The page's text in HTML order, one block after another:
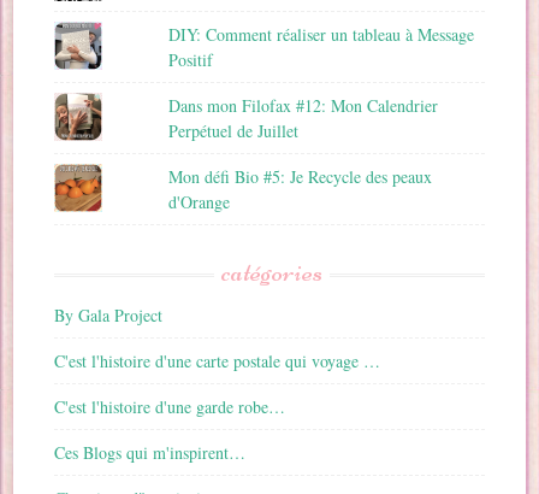
DIY: Comment réaliser un tableau à Message
Positif
Dans mon Filofax #12: Mon Calendrier
Perpétuel de Juillet
Mon défi Bio #5: Je Recycle des peaux
d'Orange
catégories
By Gala Project
C'est l'histoire d'une carte postale qui voyage …
C'est l'histoire d'une garde robe…
Ces Blogs qui m'inspirent…